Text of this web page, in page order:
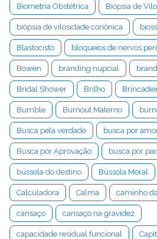
Biometria Obstétrica Biópsia de
biópsia de vilosidade coriônica
Blastocisto bloqueios de nervos
Bowen branding nupcial
Bridal Shower Brilho
Bumble Burnout Materno
Busca pela verdade busca por
Busca por Aprovação busca por
bússola do destino Bússola Moral
Calculadora Calma caminho
cansaço cansaço na gravidez
capacidade residual funcional